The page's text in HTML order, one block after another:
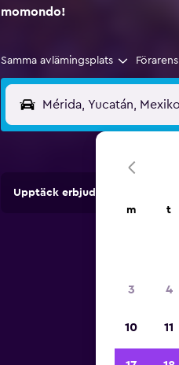
momondo!
Samma avlämingsplats
Upptäck erbjudanden från
m t
3 4
10 11